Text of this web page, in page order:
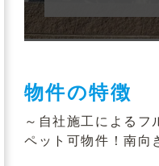
物件の特徴
～自社施工によるフ
ペット可物件！南向